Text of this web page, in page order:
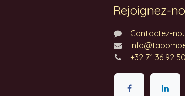
Rejoignez-
Contactez-
+32 71 36 92 50